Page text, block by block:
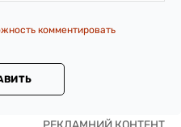
комментировать